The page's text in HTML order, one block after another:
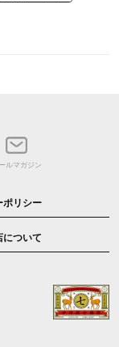
ルマガジン
ポリシー
について